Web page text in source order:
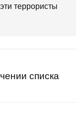
террористы
списка